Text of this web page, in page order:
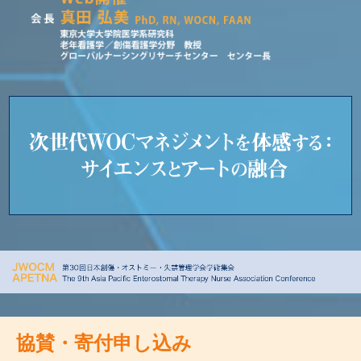
協賛・寄付申し込み